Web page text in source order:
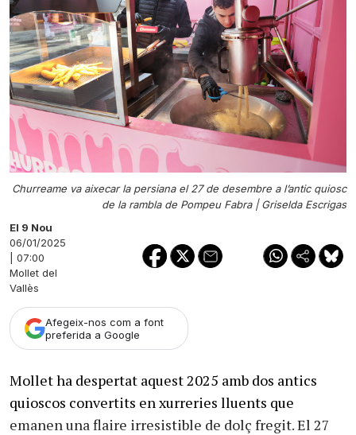
Churreame va aixecar la persiana el 27 de desembre a l’antic quiosc
de la rambla de Pompeu Fabra |Griselda Escrigas
El 9 Nou
06/01/2025
| 07:00
Mollet del
Vallès
Afegeix-nos com a font
preferida a Google
Mollet ha despertat aquest 2025 amb dos antics
quioscos convertits en xurreries lluents que
emanen una flaire irresistible de dolç fregit. El 27